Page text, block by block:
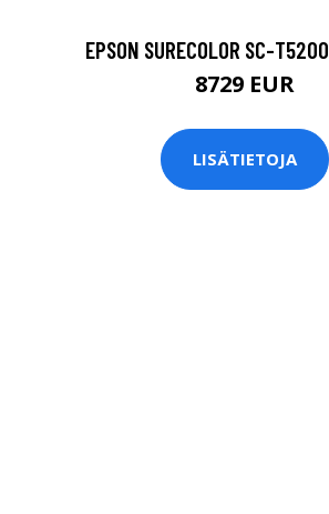
EPSON SURECOLOR SC-
8729 EUR
LISÄTIETOJA